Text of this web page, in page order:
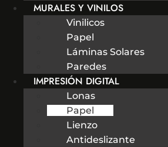
MURALES Y VINILOS
Vinilicos
Papel
Láminas Solares
Paredes
IMPRESIÓN DIGITAL
Lonas
Papel
Lienzo
Antideslizante